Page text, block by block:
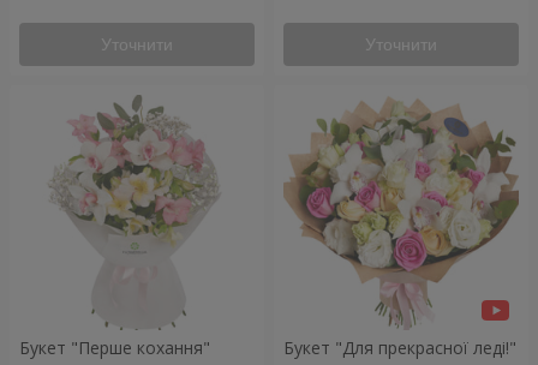
Уточнити Уточнити
Букет "Перше кохання" Букет "Для прекрасної леді!"